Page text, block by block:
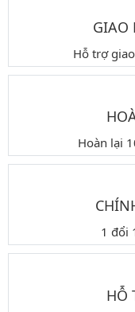
GIAO
Hỗ trợ
Hoàn lại
1 đổi
HỖ